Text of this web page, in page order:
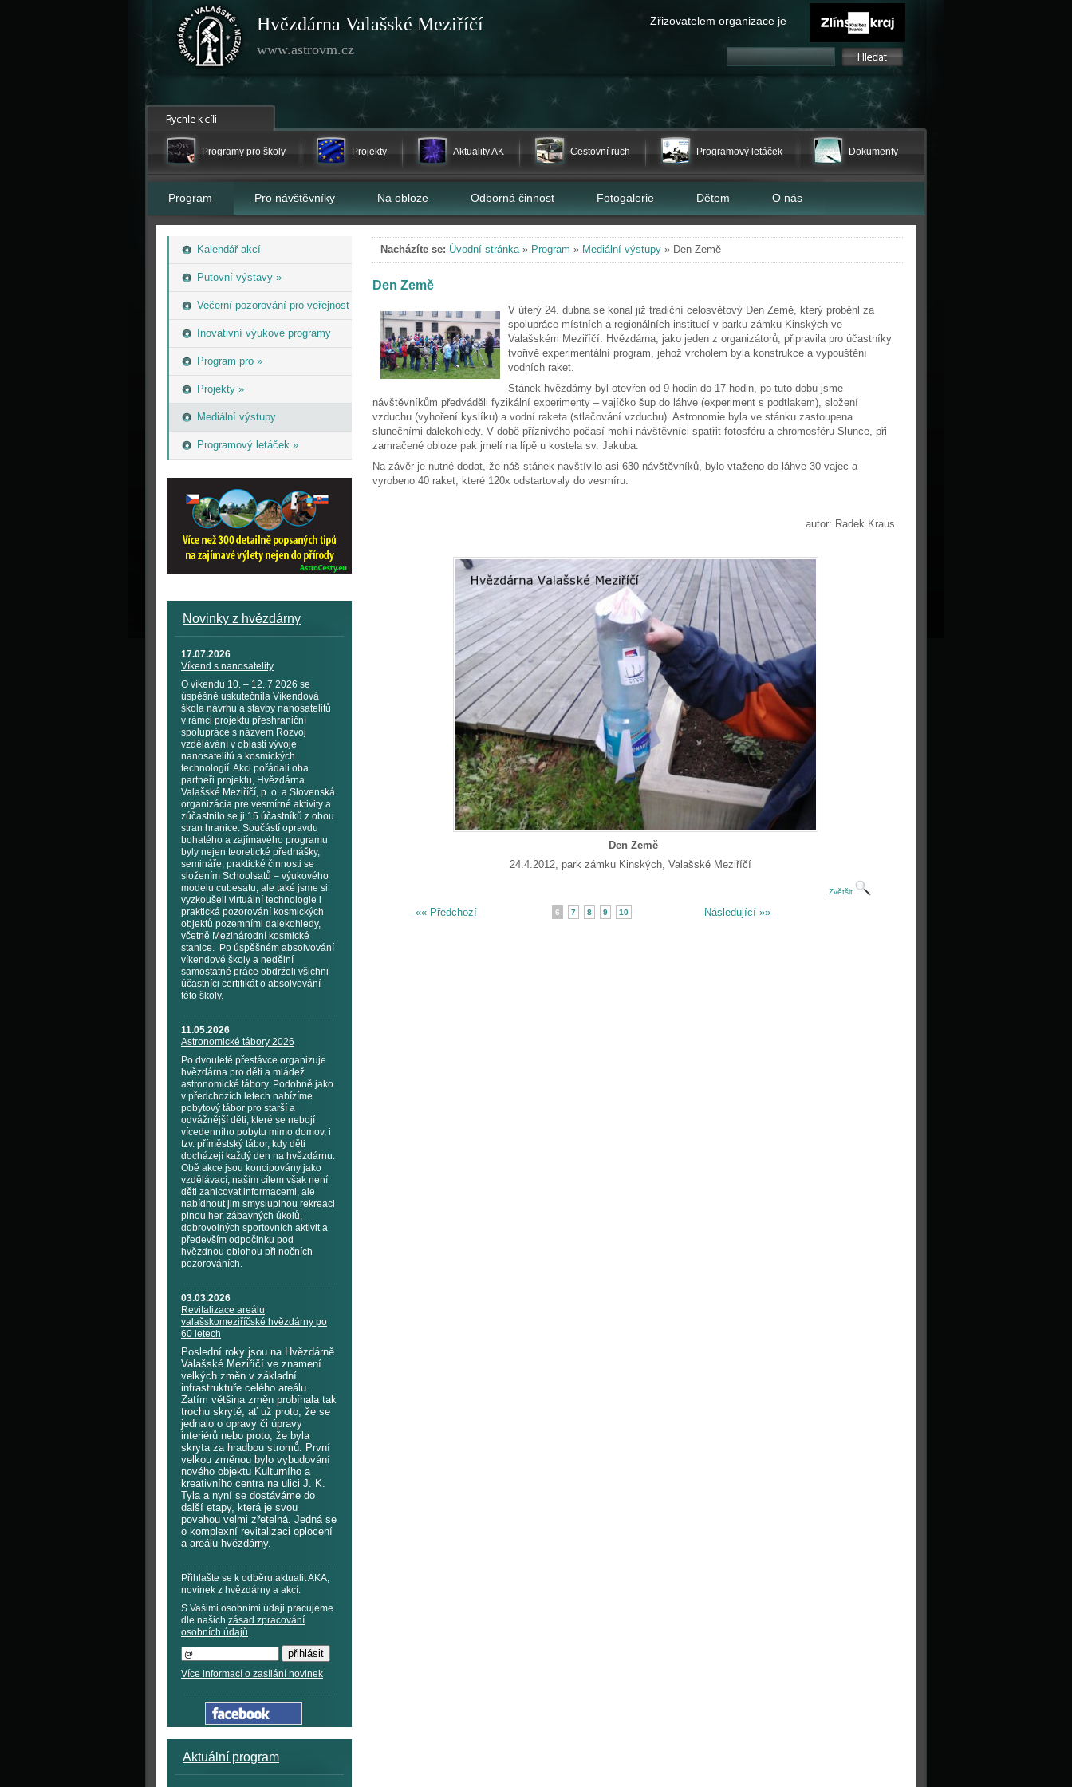
Hvězdárna Valašské Meziříčí
www.astrovm.cz
Zřizovatelem organizace je
Programy pro školy Projekty Aktuality AK Cestovní ruch Programový letáček Dokumenty
Program Pro návštěvníky Na obloze Odborná činnost Fotogalerie Dětem O nás
Kalendář akcí
Putovní výstavy »
Večerní pozorování pro veřejnost
Inovativní výukové programy
Program pro »
Projekty »
Mediální výstupy
Programový letáček »
Novinky z hvězdárny
17.07.2026
Víkend s nanosatelity
O víkendu 10. – 12. 7 2026 se
úspěšně uskutečnila Víkendová
škola návrhu a stavby nanosatelitů
v rámci projektu přeshraniční
spolupráce s názvem Rozvoj
vzdělávání v oblasti vývoje
nanosatelitů a kosmických
technologií. Akci pořádali oba
partneři projektu, Hvězdárna
Valašské Meziříčí, p. o. a Slovenská
organizácia pre vesmírné aktivity a
zúčastnilo se ji 15 účastníků z obou
stran hranice. Součástí opravdu
bohatého a zajímavého programu
byly nejen teoretické přednášky,
semináře, praktické činnosti se
složením Schoolsatů – výukového
modelu cubesatu, ale také jsme si
vyzkoušeli virtuální technologie i
praktická pozorování kosmických
objektů pozemními dalekohledy,
včetně Mezinárodní kosmické
stanice. Po úspěšném absolvování
víkendové školy a nedělní
samostatné práce obdrželi všichni
účastníci certifikát o absolvování
této školy.
11.05.2026
Astronomické tábory 2026
Po dvouleté přestávce organizuje
hvězdárna pro děti a mládež
astronomické tábory. Podobně jako
v předchozích letech nabízíme
pobytový tábor pro starší a
odvážnější děti, které se nebojí
vícedenního pobytu mimo domov, i
tzv. příměstský tábor, kdy děti
docházejí každý den na hvězdárnu.
Obě akce jsou koncipovány jako
vzdělávací, naším cílem však není
děti zahlcovat informacemi, ale
nabídnout jim smysluplnou rekreaci
plnou her, zábavných úkolů,
dobrovolných sportovních aktivit a
především odpočinku pod
hvězdnou oblohou při nočních
pozorováních.
03.03.2026
Revitalizace areálu
valašskomeziříčské hvězdárny po
60 letech
Poslední roky jsou na Hvězdárně
Valašské Meziříčí ve znamení
velkých změn v základní
infrastruktuře celého areálu.
Zatím většina změn probíhala tak
trochu skrytě, ať už proto, že se
jednalo o opravy či úpravy
interiérů nebo proto, že byla
skryta za hradbou stromů. První
velkou změnou bylo vybudování
nového objektu Kulturního a
kreativního centra na ulici J. K.
Tyla a nyní se dostáváme do
další etapy, která je svou
povahou velmi zřetelná. Jedná se
o komplexní revitalizaci oplocení
a areálu hvězdárny.
Přihlašte se k odběru aktualit AKA,
novinek z hvězdárny a akcí:
S Vašimi osobními údaji pracujeme
dle našich zásad zpracování
osobních údajů.
Více informací o zasílání novinek
Aktuální program
Nacházíte se: Úvodní stránka» Program » Mediální výstupy » Den Země
Den Země
V úterý 24. dubna se konal již tradiční celosvětový Den Země, který proběhl za
spolupráce místních a regionálních institucí v parku zámku Kinských ve
Valašském Meziříčí. Hvězdárna, jako jeden z organizátorů, připravila pro účastníky
tvořivě experimentální program, jehož vrcholem byla konstrukce a vypouštění
vodních raket.
Stánek hvězdárny byl otevřen od 9 hodin do 17 hodin, po tuto dobu jsme
návštěvníkům předváděli fyzikální experimenty – vajíčko šup do láhve (experiment s podtlakem), složení
vzduchu (vyhoření kyslíku) a vodní raketa (stlačování vzduchu). Astronomie byla ve stánku zastoupena
slunečními dalekohledy. V době příznivého počasí mohli návštěvníci spatřit fotosféru a chromosféru Slunce, při
zamračené obloze pak jmelí na lípě u kostela sv. Jakuba.
Na závěr je nutné dodat, že náš stánek navštívilo asi 630 návštěvníků, bylo vtaženo do láhve 30 vajec a
vyrobeno 40 raket, které 120x odstartovaly do vesmíru.
autor: Radek Kraus
Den Země
24.4.2012, park zámku Kinských, Valašské Meziříčí
Zvětšit
«« Předchozí 6 7 8 9 10 Následující »»